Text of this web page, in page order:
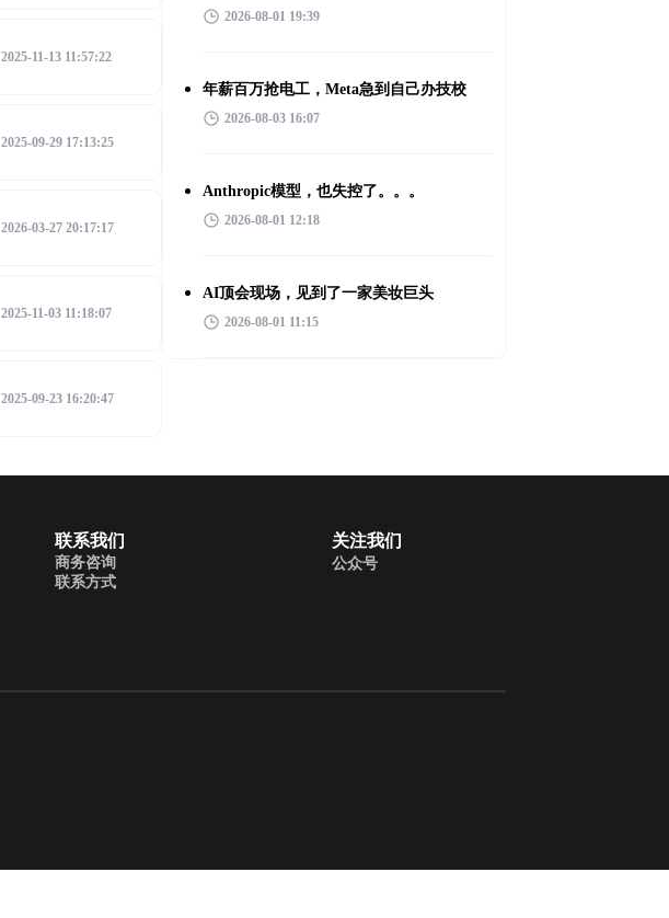
2025-11-13 11:57:22
2025-09-29 17:13:25
2026-03-27 20:17:17
2025-11-03 11:18:07
2025-09-23 16:20:47
2026-08-01 19:39
年薪百万抢电工，Meta急到自己办技校
2026-08-03 16:07
Anthropic模型，也失控了。。。
2026-08-01 12:18
AI顶会现场，见到了一家美妆巨头
2026-08-01 11:15
联系我们
商务咨询
联系方式
关注我们
公众号